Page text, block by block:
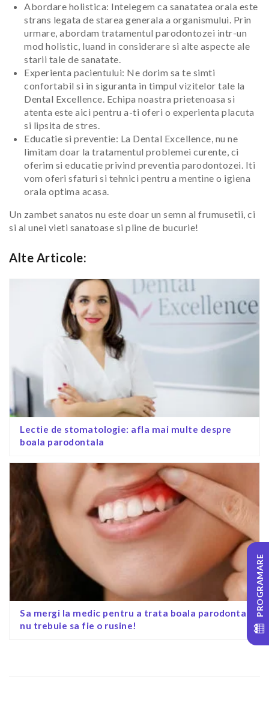
Abordare holistica: Intelegem ca sanatatea orala este
strans legata de starea generala a organismului. Prin
urmare, abordam tratamentul parodontozei intr-un
mod holistic, luand in considerare si alte aspecte ale
starii tale de sanatate.
Experienta pacientului: Ne dorim sa te simti
confortabil si in siguranta in timpul vizitelor tale la
Dental Excellence. Echipa noastra prietenoasa si
atenta este aici pentru a-ti oferi o experienta placuta
si lipsita de stres.
Educatie si preventie: La Dental Excellence, nu ne
limitam doar la tratamentul problemei curente, ci
oferim si educatie privind preventia parodontozei. Iti
vom oferi sfaturi si tehnici pentru a mentine o igiena
orala optima acasa.
Un zambet sanatos nu este doar un semn al frumusetii, ci
si al unei vieti sanatoase si pline de bucurie!
Alte Articole:
Lectie de stomatologie: afla mai multe despre
boala parodontala
Sa mergi la medic pentru a trata boala parodontala
nu trebuie sa fie o rusine!
PROGRAMARE